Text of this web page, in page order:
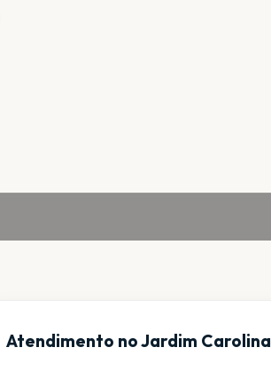
Atendimento no Jardim Carolina